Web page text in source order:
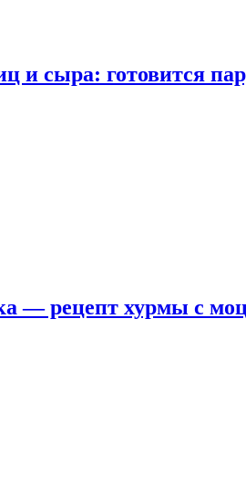
и сыра: готовится
— рецепт хурмы с